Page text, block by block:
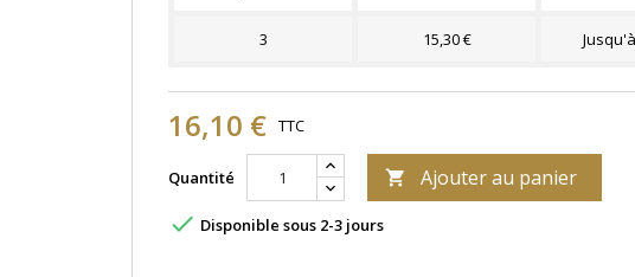
3 15,30 €
16,10 € TTC
Quantité  Ajouter au panier
 Disponible sous 2-3 jours